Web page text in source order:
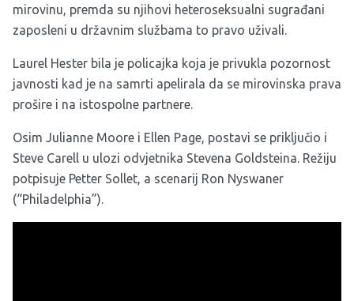
mirovinu, premda su njihovi heteroseksualni sugrađani
zaposleni u državnim službama to pravo uživali.
Laurel Hester bila je policajka koja je privukla pozornost
javnosti kad je na samrti apelirala da se mirovinska prava
prošire i na istospolne partnere.
Osim Julianne Moore i Ellen Page, postavi se priključio i
Steve Carell u ulozi odvjetnika Stevena Goldsteina. Režiju
potpisuje Petter Sollet, a scenarij Ron Nyswaner
(“Philadelphia”).